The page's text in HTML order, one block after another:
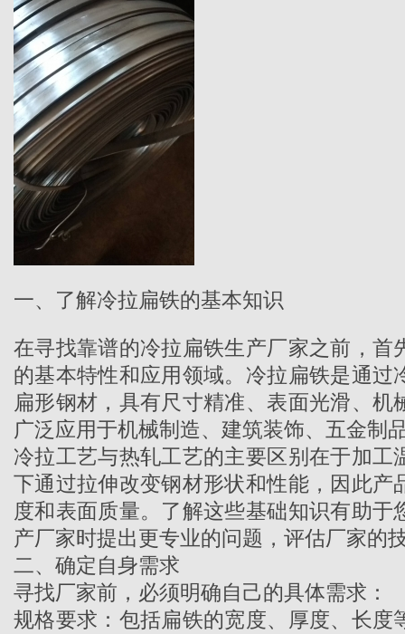
一、了解冷拉扁铁的基本知识
在寻找靠谱的冷拉扁铁生产厂家之前，首
的基本特性和应用领域。冷拉扁铁是通过
扁形钢材，具有尺寸精准、表面光滑、机
广泛应用于机械制造、建筑装饰、五金制
冷拉工艺与热轧工艺的主要区别在于加工
下通过拉伸改变钢材形状和性能，因此产
度和表面质量。了解这些基础知识有助于
产厂家时提出更专业的问题，评估厂家的
二、确定自身需求
寻找厂家前，必须明确自己的具体需求：
规格要求：包括扁铁的宽度、厚度、长度